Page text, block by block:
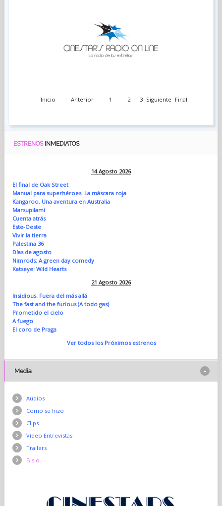
Inicio Anterior 1 2 3 Siguiente Final
ESTRENOS INMEDIATOS
14 Agosto 2026
El final de Oak Street
Manual para superhéroes. La máscara roja
Kangaroo. Una aventura en Australia
Marsupilami
Cuenta atrás
Este-Oeste
Vivir la tierra
Palestina 36
Días de agosto
Nimrods: A green day comedy
Katseye: Wild Hearts
21 Agosto 2026
Insidious. Fuera del más allá
The fast and the furious (A todo gas)
Prometido el cielo
A fuego
El coro de Praga
Ver todos los Próximos estrenos
Media
Audios
Como se hizo
Clips
Vídeo Entrevistas
Trailers
B.s.o.